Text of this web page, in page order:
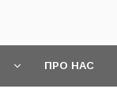
ПРО НАС